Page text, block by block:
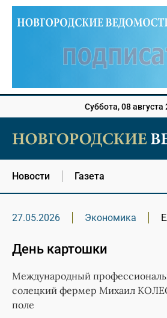
Суббота, 08 августа
Новости Газета
27.05.2026 Экономика
День картошки
Международный
солецкий фермер Михаил
поле